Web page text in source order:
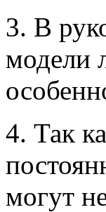
3. В
модели
4. Так
могут